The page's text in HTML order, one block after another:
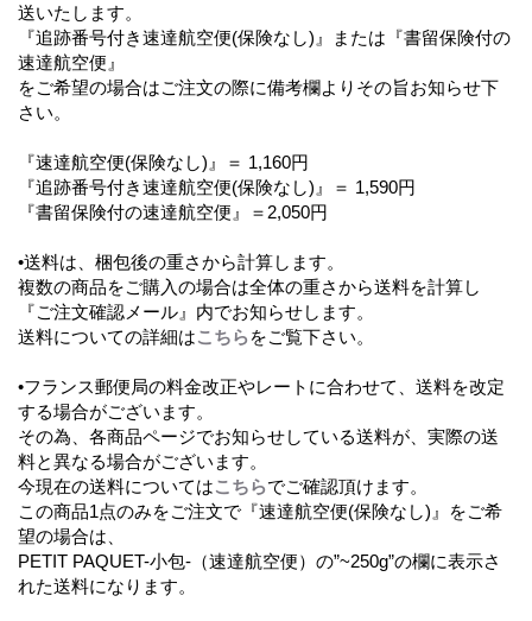
送いたします。
『追跡番号付き速達航空便(保険なし)』または『書留保険付の
速達航空便』
をご希望の場合はご注文の際に備考欄よりその旨お知らせ下
さい。
『速達航空便(保険なし)』＝ 1,160円
『追跡番号付き速達航空便(保険なし)』＝ 1,590円
『書留保険付の速達航空便』＝2,050円
•送料は、梱包後の重さから計算します。
複数の商品をご購入の場合は全体の重さから送料を計算し
『ご注文確認メール』内でお知らせします。
送料についての詳細はこちらをご覧下さい。
•フランス郵便局の料金改正やレートに合わせて、送料を改定
する場合がございます。
その為、各商品ページでお知らせしている送料が、実際の送
料と異なる場合がございます。
今現在の送料についてはこちらでご確認頂けます。
この商品1点のみをご注文で『速達航空便(保険なし)』をご希
望の場合は、
PETIT PAQUET-小包-（速達航空便）の”~250g”の欄に表示さ
れた送料になります。